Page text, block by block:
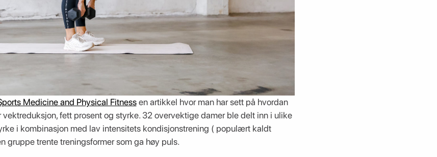
Medicine and Physical Fitnessen artikkel hvor man har sett på hvordan
fett prosent og styrke. 32 overvektige damer ble delt inn i ulike
i kombinasjon med lav intensitets kondisjonstrening ( populært kaldt
gruppe trente treningsformer som ga høy puls.